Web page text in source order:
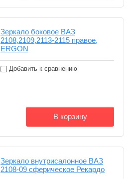
Зеркало боковое ВАЗ
2108,2109,2113-2115 правое,
ERGON
Добавить к сравнению
В корзину
Зеркало внутрисалонное ВАЗ
2108-09 сферическое Рекардо